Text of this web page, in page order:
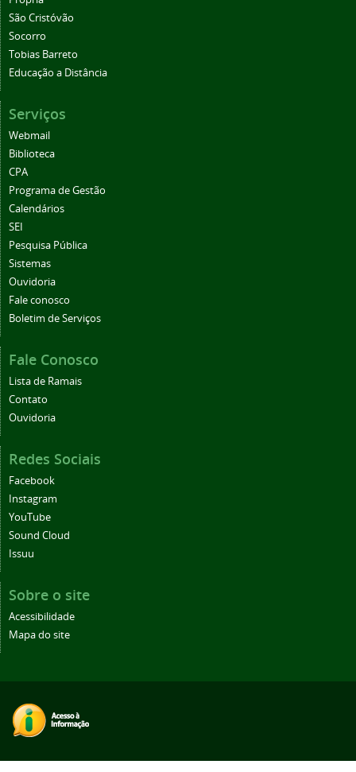
São Cristóvão
Socorro
Tobias Barreto
Educação a Distância
Serviços
Webmail
Biblioteca
CPA
Programa de Gestão
Calendários
SEI
Pesquisa Pública
Sistemas
Ouvidoria
Fale conosco
Boletim de Serviços
Fale Conosco
Lista de Ramais
Contato
Ouvidoria
Redes Sociais
Facebook
Instagram
YouTube
Sound Cloud
Issuu
Sobre o site
Acessibilidade
Mapa do site